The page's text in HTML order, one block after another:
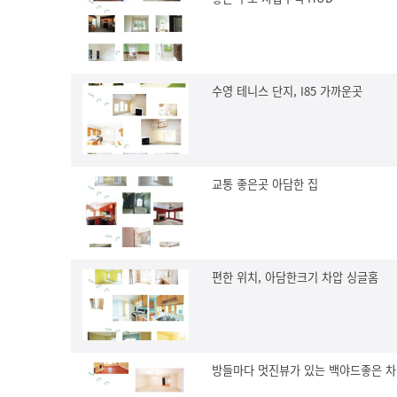
수영 테니스 단지, I85 가까운곳
교통 좋은곳 아담한 집
편한 위치, 아담한크기 차압 싱글홈
방들마다 멋진뷰가 있는 백야드좋은